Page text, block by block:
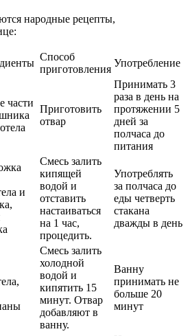
народные рецепты,
Способ
приготовления
Употребление
части
Приготовить
отвар
Принимать 3
раза в день на
протяжении 5
дней за
полчаса до
питания
и
Смесь залить
кипящей
водой и
отставить
настаиваться
на 1 час,
процедить.
Употреблять
за полчаса до
еды четверть
стакана
дважды в день
Смесь залить
холодной
водой и
кипятить 15
минут. Отвар
добавляют в
ванну.
Ванну
принимать не
больше 20
минут